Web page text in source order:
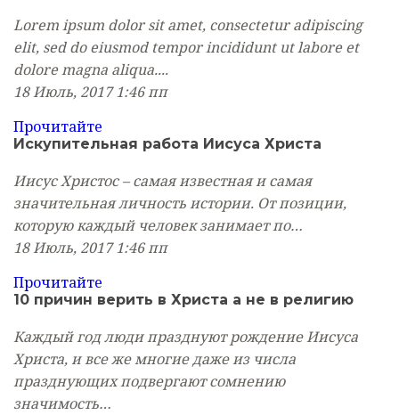
Lorem ipsum dolor sit amet, consectetur adipiscing
elit, sed do eiusmod tempor incididunt ut labore et
dolore magna aliqua....
18 Июль, 20171:46 пп
Прочитайте
Искупительная работа Иисуса Христа
Иисус Христос – самая известная и самая
значительная личность истории. От позиции,
которую каждый человек занимает по…
18 Июль, 20171:46 пп
Прочитайте
10 причин верить в Христа а не в религию
Каждый год люди празднуют рождение Иисуса
Христа, и все же многие даже из числа
празднующих подвергают сомнению
значимость…